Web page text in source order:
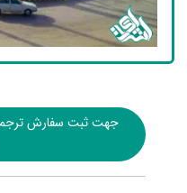
جهت ثبت سفارش